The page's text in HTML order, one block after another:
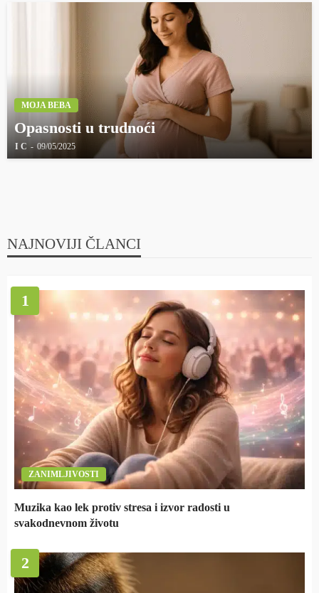
MOJA BEBA
Opasnosti u trudnoći
I C 09/05/2025
NAJNOVIJI ČLANCI
1
ZANIMLJIVOSTI
Muzika kao lek protiv stresa i izvor radosti u
svakodnevnom životu
2